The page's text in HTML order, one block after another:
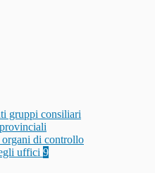
gruppi consiliari
di controllo
uffici 9